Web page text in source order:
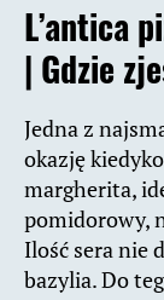
L’antica
| Gdzie
Jedna z
okazję
margherita,
pomidorowy,
Ilość sera nie
bazylia. Do